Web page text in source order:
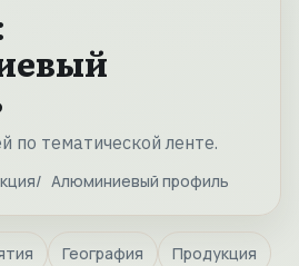
по тематической ленте.
Алюминиевый профиль
География Продукция